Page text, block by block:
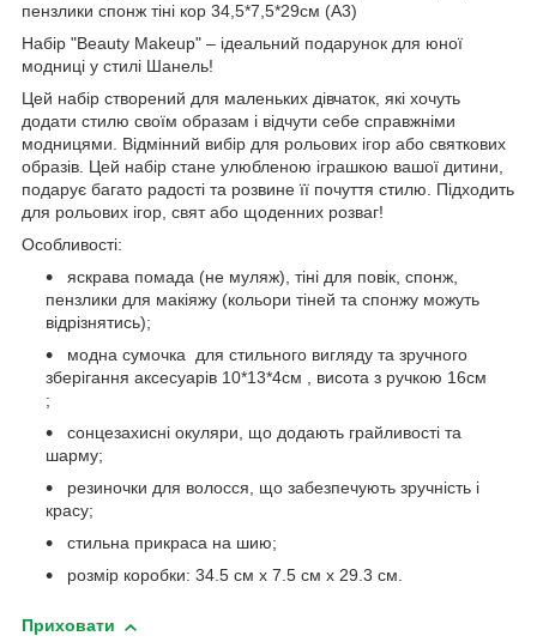
пензлики спонж тіні кор 34,5*7,5*29см (A3)
Набір "Beauty Makeup" – ідеальний подарунок для юної
модниці у стилі Шанель!
Цей набір створений для маленьких дівчаток, які хочуть
додати стилю своїм образам і відчути себе справжніми
модницями. Відмінний вибір для рольових ігор або святкових
образів. Цей набір стане улюбленою іграшкою вашої дитини,
подарує багато радості та розвине її почуття стилю. Підходить
для рольових ігор, свят або щоденних розваг!
Особливості:
яскрава помада (не муляж), тіні для повік, спонж,
пензлики для макіяжу (кольори тіней та спонжу можуть
відрізнятись);
модна сумочка для стильного вигляду та зручного
зберігання аксесуарів 10*13*4см , висота з ручкою 16см
;
сонцезахисні окуляри, що додають грайливості та
шарму;
резиночки для волосся, що забезпечують зручність і
красу;
стильна прикраса на шию;
розмір коробки: 34.5 см х 7.5 см х 29.3 см.
Приховати